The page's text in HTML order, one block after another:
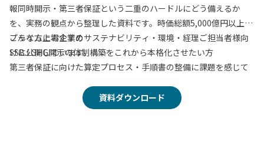
報同時開示・第三者保証という二重のハードルにどう備えるか
を、実務の観点から整理した資料です。時価総額5,000億円以上の
プライム上場企業のサステナビリティ・環境・経理ご担当者様向
けに公開しています。
こんな方におすすめ
SSBJ GHG開示の体制構築をこれから本格化させたい方
第三者保証に向けた算定プロセス・手順書の整備に課題を感じて
Excel運用から脱却し、承認・証憑管理をシステム化したい方
保証機関との認識合わせに不安がある方
資料ダウンロード